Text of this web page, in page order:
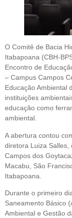
O Comitê de Bacia
Itabapoana (CBH-
Encontro de
– Campus Campos
Educação Ambiental
instituições
educação como
ambiental.
A abertura contou
diretora Luiza Salles,
Campos dos
Macabu, São
Itabapoana.
Durante o primeiro
Saneamento Básico
Ambiental e Gestão